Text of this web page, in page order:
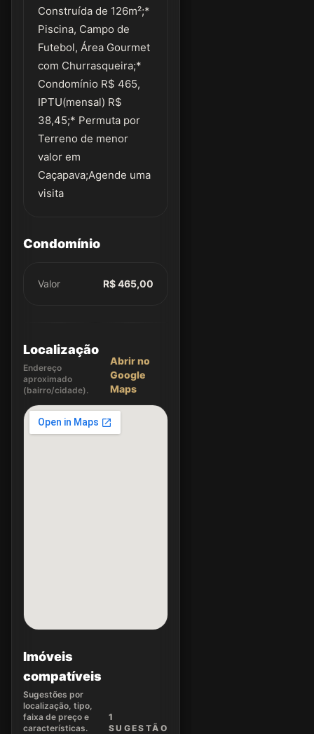
Construída de 126m²;*
Piscina, Campo de
Futebol, Área Gourmet
com Churrasqueira;*
Condomínio R$ 465,
IPTU(mensal) R$
38,45;* Permuta por
Terreno de menor
valor em
Caçapava;Agende uma
visita
Condomínio
Valor R$ 465,00
Localização
Endereço
aproximado
(bairro/cidade).
Abrir no
Google
Maps
Imóveis
compatíveis
Sugestões por
localização, tipo,
faixa de preço e
características.
1
SUGESTÃO